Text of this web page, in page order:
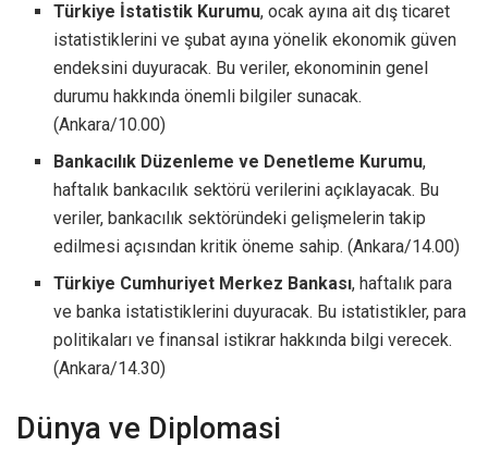
Türkiye İstatistik Kurumu, ocak ayına ait dış ticaret
istatistiklerini ve şubat ayına yönelik ekonomik güven
endeksini duyuracak. Bu veriler, ekonominin genel
durumu hakkında önemli bilgiler sunacak.
(Ankara/10.00)
Bankacılık Düzenleme ve Denetleme Kurumu,
haftalık bankacılık sektörü verilerini açıklayacak. Bu
veriler, bankacılık sektöründeki gelişmelerin takip
edilmesi açısından kritik öneme sahip. (Ankara/14.00)
Türkiye Cumhuriyet Merkez Bankası, haftalık para
ve banka istatistiklerini duyuracak. Bu istatistikler, para
politikaları ve finansal istikrar hakkında bilgi verecek.
(Ankara/14.30)
Dünya ve Diplomasi